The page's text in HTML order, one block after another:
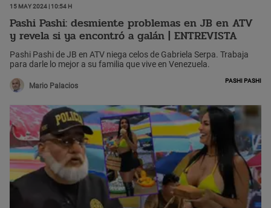
15 May 2024 | 10:54 h
Pashi Pashi: desmiente problemas en JB en ATV
y revela si ya encontró a galán | ENTREVISTA
Pashi Pashi de JB en ATV niega celos de Gabriela Serpa. Trabaja
para darle lo mejor a su familia que vive en Venezuela.
Mario Palacios
Pashi Pashi